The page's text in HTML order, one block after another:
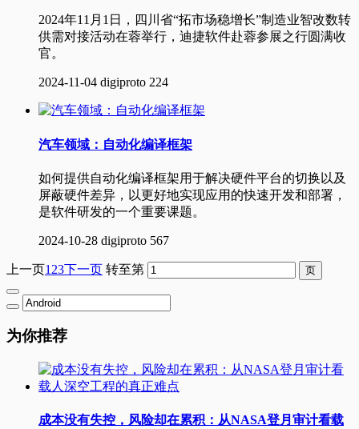
2024年11月1日，四川省“拓市场稳增长”制造业智改数转
供需对接活动在蓉举行，迪捷软件赴蓉参展之行圆满收
官。
2024-11-04 digiproto 224
汽车领域：自动化编译框架
如何提供自动化编译框架用于解决硬件平台的切换以及
屏蔽硬件差异，以更好地实现应用的快速开发和部署，
是软件研发的一个重要课题。
2024-10-28 digiproto 567
上一页1 23下一页 转至第
为你推荐
成本没有失控，风险却在累积：从NASA登月审计看载